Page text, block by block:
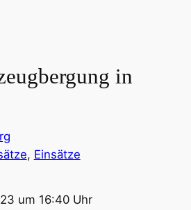
in
, Einsätze
um 16:40 Uhr